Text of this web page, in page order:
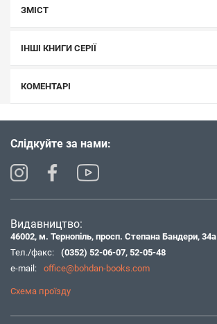
ЗМІСТ
ІНШІ КНИГИ СЕРІЇ
КОМЕНТАРІ
Слідкуйте за нами:
Видавництво:
46002, м. Тернопіль, просп. Степана Бандери, 34а
Тел./факс:
(0352) 52-06-07, 52-05-48
e-mail:
office@bohdan-books.com
Схема проїзду